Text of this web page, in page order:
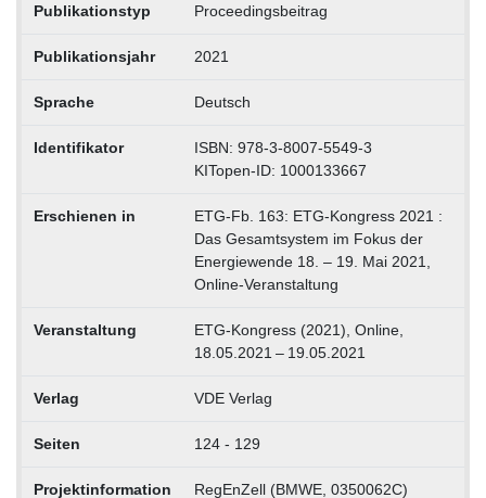
Publikationstyp Proceedingsbeitrag
Publikationsjahr 2021
Sprache Deutsch
Identifikator
ISBN: 978-3-8007-5549-3
KITopen-ID: 1000133667
Erschienen in
ETG-Fb. 163: ETG-Kongress 2021 :
Das Gesamtsystem im Fokus der
Energiewende 18. – 19. Mai 2021,
Online-Veranstaltung
Veranstaltung
ETG-Kongress (2021), Online,
18.05.2021 – 19.05.2021
Verlag VDE Verlag
Seiten 124 - 129
Projektinformation RegEnZell (BMWE, 0350062C)